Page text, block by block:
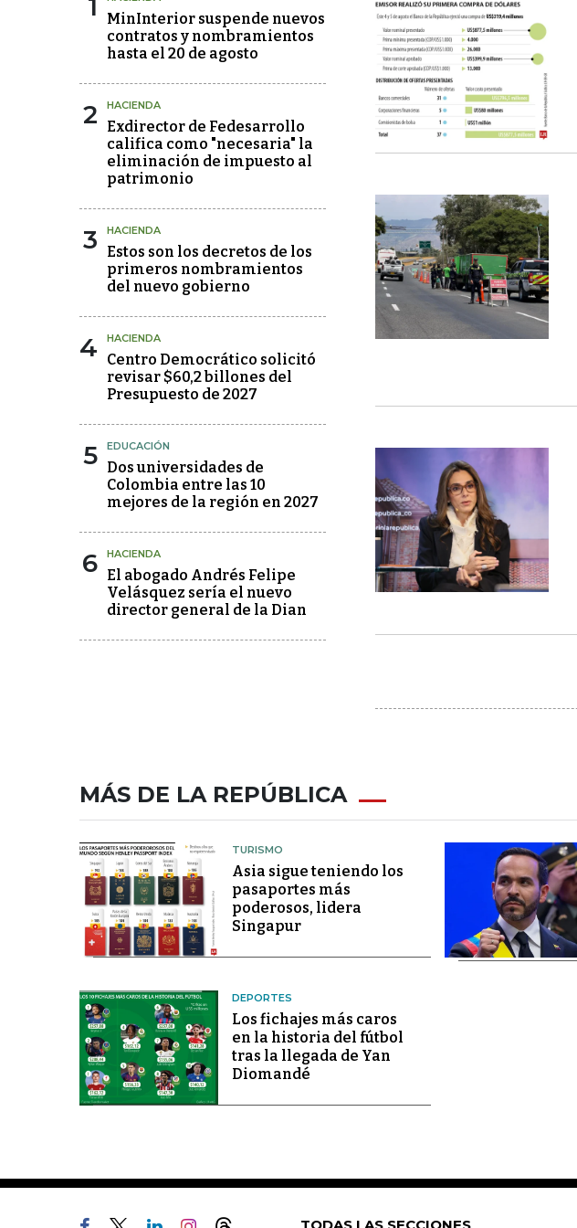
1
MinInterior suspende nuevos
contratos y nombramientos
hasta el 20 de agosto
2 HACIENDA
Exdirector de Fedesarrollo
califica como "necesaria" la
eliminación de impuesto al
patrimonio
3 HACIENDA
Estos son los decretos de los
primeros nombramientos
del nuevo gobierno
4 HACIENDA
Centro Democrático solicitó
revisar $60,2 billones del
Presupuesto de 2027
5 EDUCACIÓN
Dos universidades de
Colombia entre las 10
mejores de la región en 2027
6 HACIENDA
El abogado Andrés Felipe
Velásquez sería el nuevo
director general de la Dian
MÁS DE LA REPÚBLICA
TURISMO
Asia sigue teniendo los
pasaportes más
poderosos, lidera
Singapur
DEPORTES
Los fichajes más caros
en la historia del fútbol
tras la llegada de Yan
Diomandé